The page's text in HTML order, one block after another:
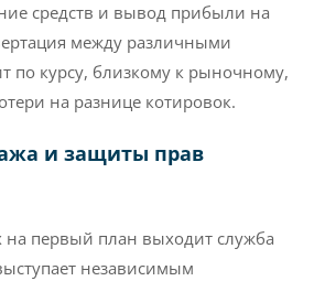
средств и вывод прибыли на
между различными
по курсу, близкому к рыночному,
на разнице котировок.
и защиты прав
на первый план выходит служба
независимым